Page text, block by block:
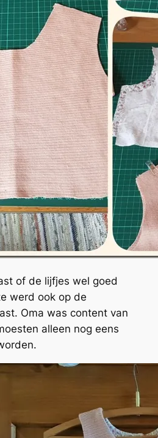
of de lijfjes wel goed
werd ook op de
Oma was content van
alleen nog eens